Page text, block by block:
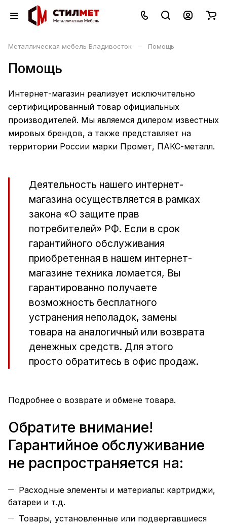
Металлическая мебель Владивосток – Помощь
Помощь
Интернет-магазин реализует исключительно
сертифицированный товар официальных
производителей. Мы являемся дилером известных
мировых брендов, а также представляет на
территории России марки Промет, ПАКС-металл.
Деятельность нашего интернет-
магазина осуществляется в рамках
закона «О защите прав
потребителей» РФ. Если в срок
гарантийного обслуживания
приобретенная в нашем интернет-
магазине техника ломается, Вы
гарантированно получаете
возможность бесплатного
устранения неполадок, замены
товара на аналогичный или возврата
денежных средств. Для этого
просто обратитесь в офис продаж.
Подробнее о возврате и обмене товара.
Обратите внимание!
Гарантийное обслуживание
не распространяется на:
Расходные элементы и материалы: картриджи,
батареи и т.д.
Товары, установленные или подвергавшиеся